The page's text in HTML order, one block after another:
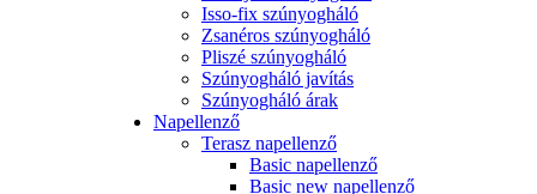
Isso-fix szúnyogháló
Zsanéros szúnyogháló
Pliszé szúnyogháló
Szúnyogháló javítás
Szúnyogháló árak
Napellenző
Terasz napellenző
Basic napellenző
Basic new napellenző